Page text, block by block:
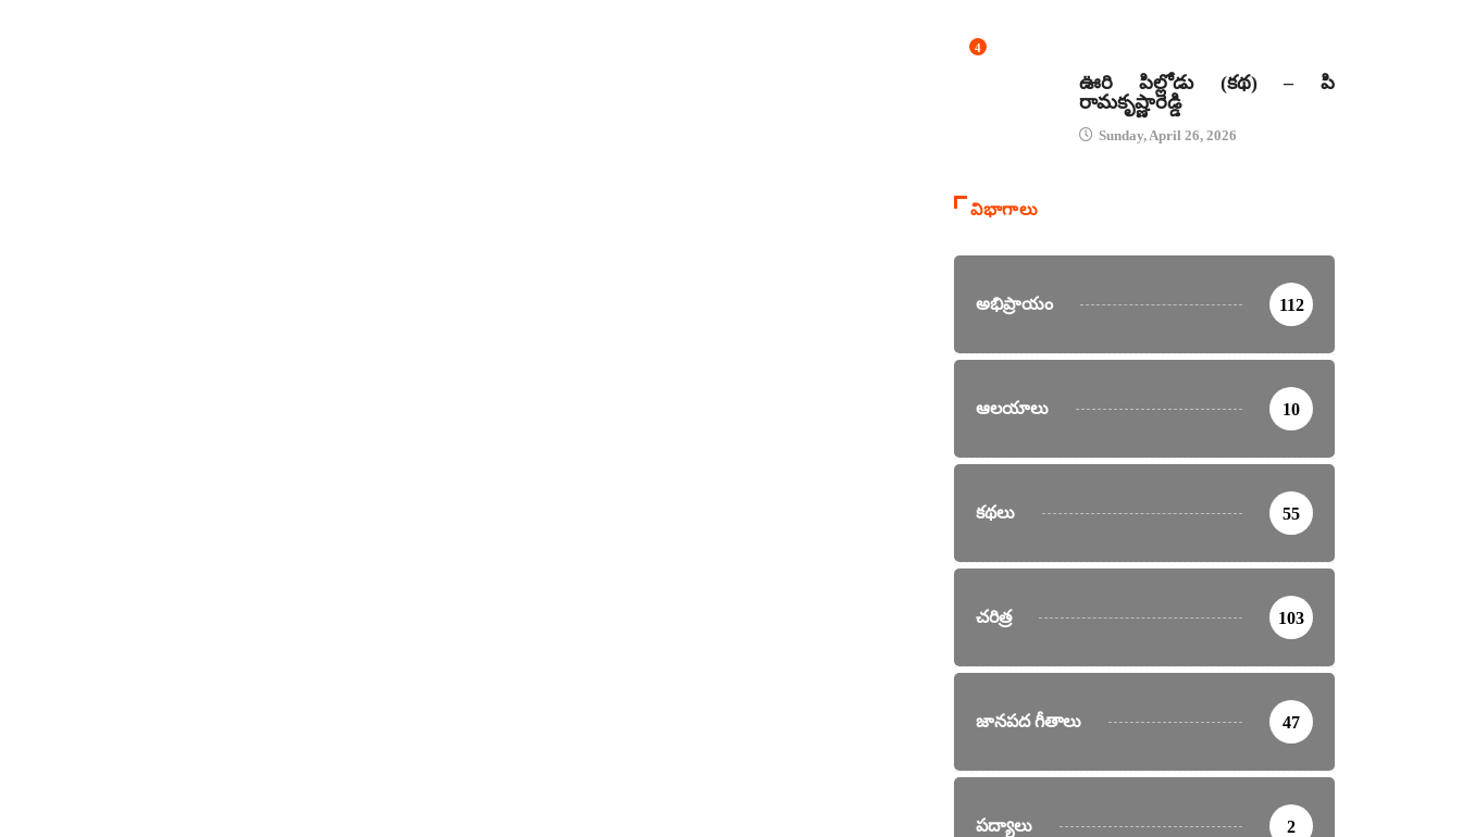
4
ఊరి పిల్లోడు (కథ) – పి
రామకృష్ణారెడ్డి
Sunday, April 26, 2026
విభాగాలు
అభిప్రాయం 112
ఆలయాలు 10
కథలు 55
చరిత్ర 103
జానపద గీతాలు 47
పద్యాలు 2